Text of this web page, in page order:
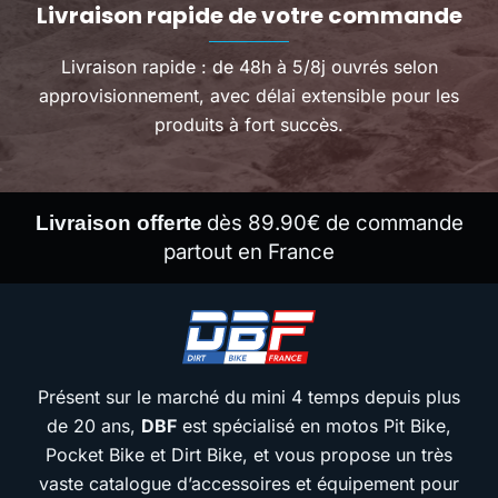
Livraison rapide de votre commande
Livraison rapide : de 48h à 5/8j ouvrés selon
approvisionnement, avec délai extensible pour les
produits à fort succès.
Livraison offerte dès 89.90€ de commande
partout en France
Présent sur le marché du mini 4 temps depuis plus
de 20 ans, DBF est spécialisé en motos Pit Bike,
Pocket Bike et Dirt Bike, et vous propose un très
vaste catalogue d’accessoires et équipement pour